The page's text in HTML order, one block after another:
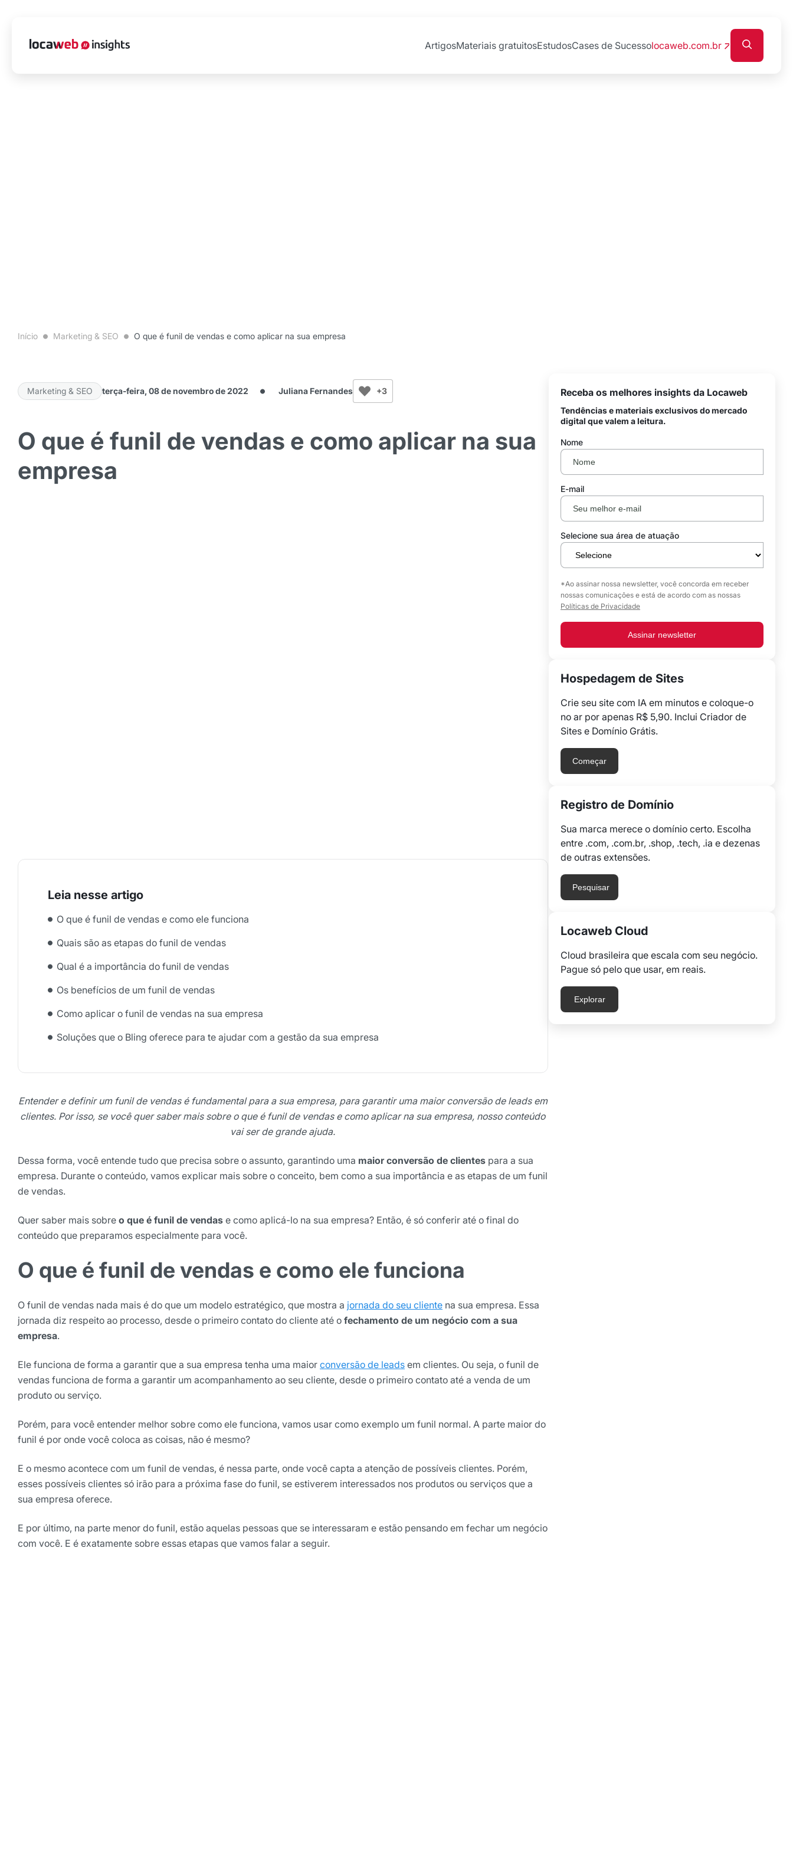
ArtigosMateriais gratuitosEstudosCases de Sucessolocaweb.com.br
Início Marketing & SEO O que é funil de vendas e como aplicar na sua empresa
Marketing & SEO terça-feira, 08 de novembro de 2022 Juliana Fernandes +3
O que é funil de vendas e como aplicar na sua
empresa
O que é funil de vendas e como ele funciona
Quais são as etapas do funil de vendas
Qual é a importância do funil de vendas
Os benefícios de um funil de vendas
Como aplicar o funil de vendas na sua empresa
Soluções que o Bling oferece para te ajudar com a gestão da sua empresa
Entender e definir um funil de vendas é fundamental para a sua empresa, para garantir uma maior conversão de leads em
clientes. Por isso, se você quer saber mais sobre o que é funil de vendas e como aplicar na sua empresa, nosso conteúdo
vai ser de grande ajuda.
Dessa forma, você entende tudo que precisa sobre o assunto, garantindo uma maior conversão de clientes para a sua
empresa. Durante o conteúdo, vamos explicar mais sobre o conceito, bem como a sua importância e as etapas de um funil
de vendas.
Quer saber mais sobre o que é funil de vendas e como aplicá-lo na sua empresa? Então, é só conferir até o final do
conteúdo que preparamos especialmente para você.
O que é funil de vendas e como ele funciona
O funil de vendas nada mais é do que um modelo estratégico, que mostra a jornada do seu cliente na sua empresa. Essa
jornada diz respeito ao processo, desde o primeiro contato do cliente até o fechamento de um negócio com a sua
empresa.
Ele funciona de forma a garantir que a sua empresa tenha uma maior conversão de leads em clientes. Ou seja, o funil de
vendas funciona de forma a garantir um acompanhamento ao seu cliente, desde o primeiro contato até a venda de um
produto ou serviço.
Porém, para você entender melhor sobre como ele funciona, vamos usar como exemplo um funil normal. A parte maior do
funil é por onde você coloca as coisas, não é mesmo?
E o mesmo acontece com um funil de vendas, é nessa parte, onde você capta a atenção de possíveis clientes. Porém,
esses possíveis clientes só irão para a próxima fase do funil, se estiverem interessados nos produtos ou serviços que a
sua empresa oferece.
E por último, na parte menor do funil, estão aquelas pessoas que se interessaram e estão pensando em fechar um negócio
com você. E é exatamente sobre essas etapas que vamos falar a seguir.
Receba os melhores insights da Locaweb
Tendências e materiais exclusivos do mercado
digital que valem a leitura.
Nome
E-mail
Selecione sua área de atuação
*Ao assinar nossa newsletter, você concorda em receber
nossas comunicações e está de acordo com as nossas
Políticas de Privacidade
Assinar newsletter
Hospedagem de Sites
Crie seu site com IA em minutos e coloque-o
no ar por apenas R$ 5,90. Inclui Criador de
Sites e Domínio Grátis.
Começar
Registro de Domínio
Sua marca merece o domínio certo. Escolha
entre .com, .com.br, .shop, .tech, .ia e dezenas
de outras extensões.
Pesquisar
Locaweb Cloud
Cloud brasileira que escala com seu negócio.
Pague só pelo que usar, em reais.
Explorar
Tendências e materiais exclusivos do mercado
digital que valem a leitura.
*Ao assinar nossa newsletter, você concorda em receber
Assinar newsletter